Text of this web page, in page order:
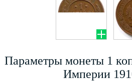
Параметры монеты 1
Империи